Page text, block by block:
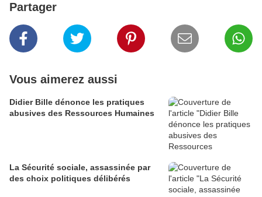
Partager
Vous aimerez aussi
Didier Bille dénonce les pratiques
abusives des Ressources Humaines
La Sécurité sociale, assassinée par
des choix politiques délibérés